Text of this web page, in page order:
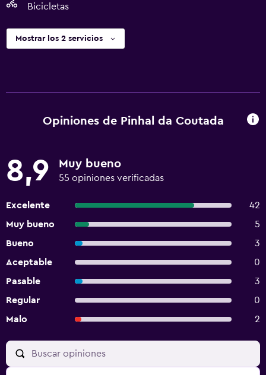
Bicicletas
Mostrar los 2 servicios
Opiniones de Pinhal da Coutada
8,9 Muy bueno
55 opiniones verificadas
Excelente
42
Muy bueno
5
Bueno
3
Aceptable
0
Pasable
3
Regular
0
Malo
2